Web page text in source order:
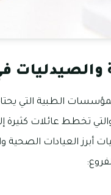
والصيدليات
الطبية التي
تخطط عائلات كثيرة
أبرز العيادات